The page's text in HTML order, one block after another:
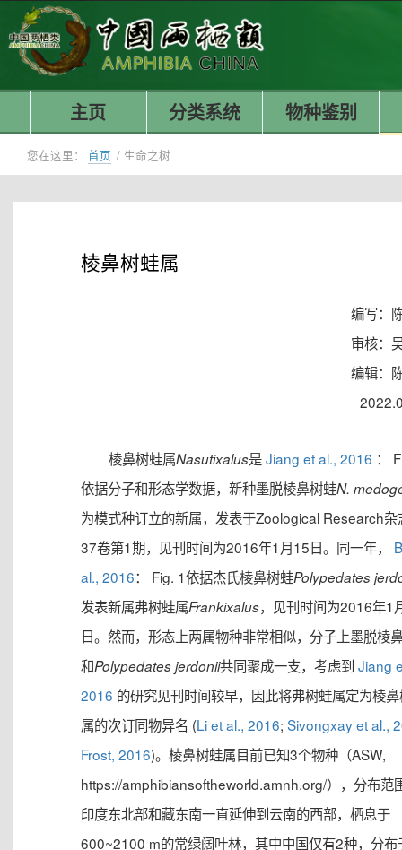
主页 分类系统 物种鉴别
您在这里： 首页 / 生命之树
棱鼻树蛙属
编写：
审核：
编辑：
棱鼻树蛙属Nasutixalus是Jiang et al., 2016 ：
依据分子和形态学数据，新种墨脱棱鼻树蛙N.
为模式种订立的新属，发表于Zoological Research杂
37卷第1期，见刊时间为2016年1月15日。同一年，
al., 2016： Fig. 1依据杰氏棱鼻树蛙Polypedates
发表新属弗树蛙属Frankixalus，见刊时间为2016年1
日。然而，形态上两属物种非常相似，分子上墨脱棱
和Polypedates jerdonii共同聚成一支，考虑到 Jiang
2016 的研究见刊时间较早，因此将弗树蛙属定为棱
属的次订同物异名 (Li et al., 2016; Sivongxay et al.,
Frost, 2016)。棱鼻树蛙属目前已知3个物种（ASW,
https://amphibiansoftheworld.amnh.org/），分布范
印度东北部和藏东南一直延伸到云南的西部，栖息于
600~2100 m的常绿阔叶林，其中中国仅有2种，分布